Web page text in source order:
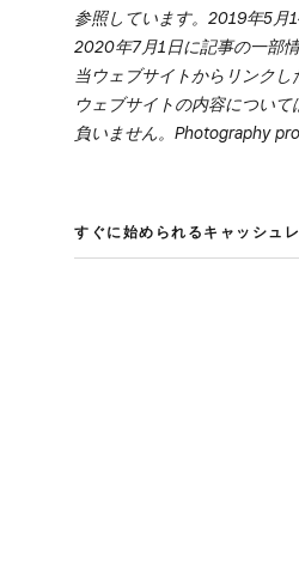
参照しています。​2019年5月
2020年7月1日に​記事の​一部​
当ウェブサイトから​リンクし
ウェブサイトの​内容に​ついて
負いません。​Photography
すぐに​始められる​キャッシュ